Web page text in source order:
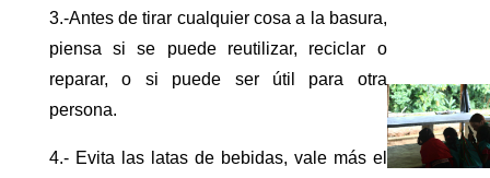
3.-Antes de tirar cualquier cosa a la basura,
piensa si se puede reutilizar, reciclar o
reparar, o si puede ser útil para otra
persona.
4.- Evita las latas de bebidas, vale más el